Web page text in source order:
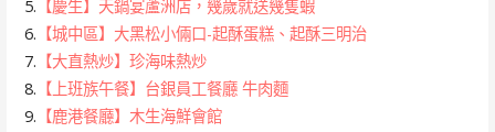
5. 【慶生】天鍋宴蘆洲店，幾歲就送幾隻蝦
6. 【城中區】大黑松小倆口-起酥蛋糕、起酥三明治
7. 【大直熱炒】珍海味熱炒
8. 【上班族午餐】台銀員工餐廳 牛肉麵
9. 【鹿港餐廳】木生海鮮會館